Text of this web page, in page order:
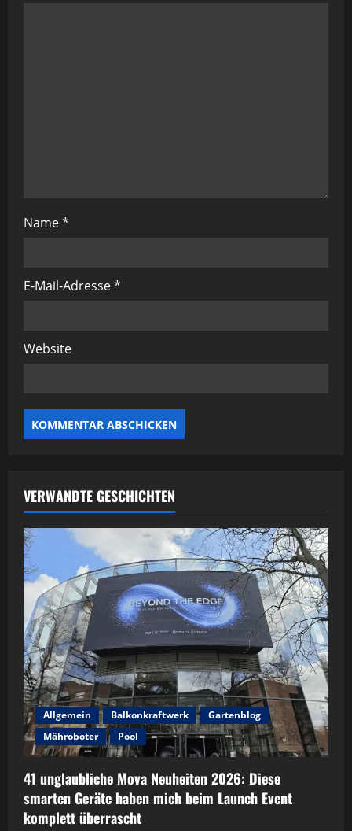
Name*
E-Mail-Adresse*
Website
VERWANDTE GESCHICHTEN
Allgemein Balkonkraftwerk
Gartenblog
Mähroboter
Pool
41 unglaubliche Mova Neuheiten 2026: Diese
smarten Geräte haben mich beim Launch Event
komplett überrascht